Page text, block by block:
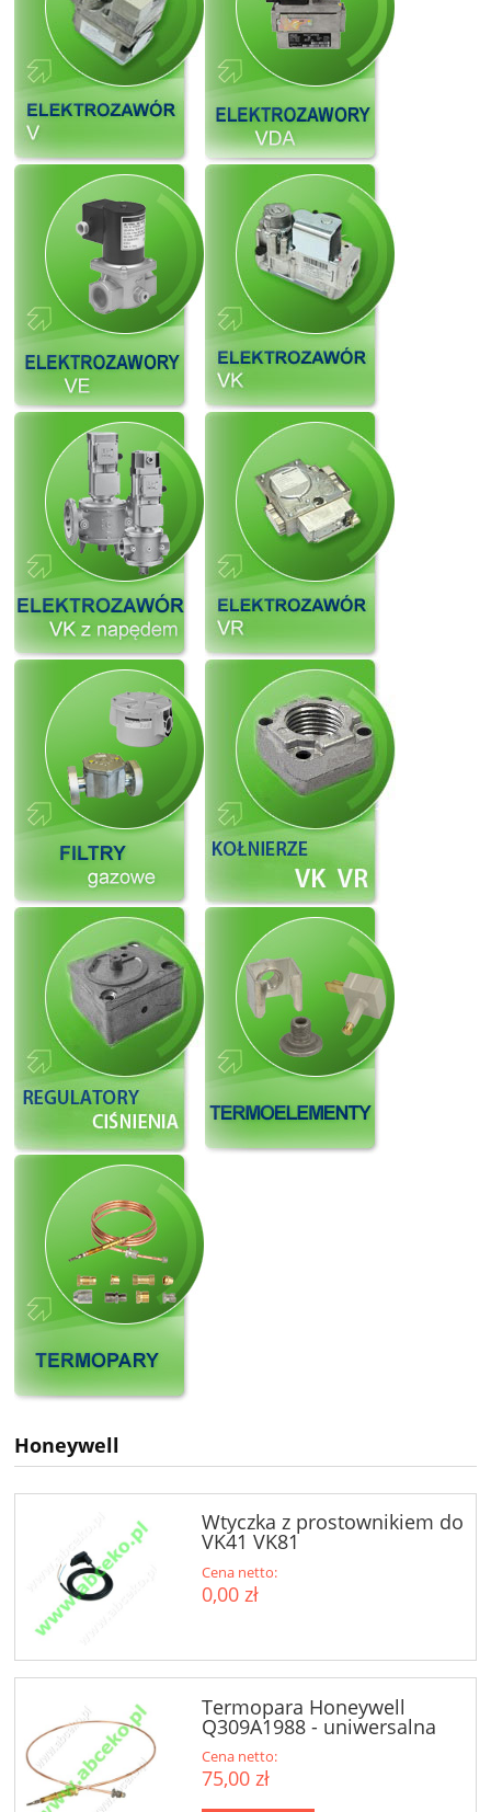
Honeywell
Wtyczka z prostownikiem do
VK41 VK81
Cena netto:
0,00 zł
Termopara Honeywell
Q309A1988 - uniwersalna
Cena netto:
75,00 zł